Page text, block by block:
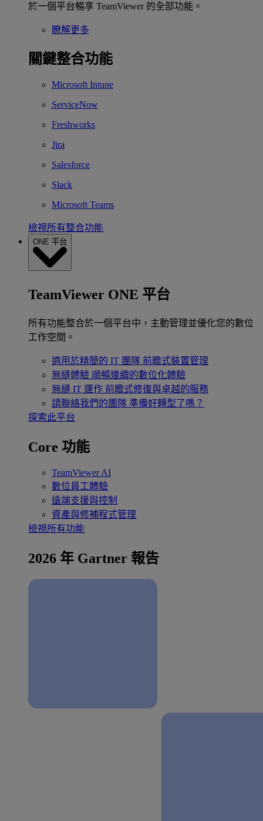
於一個平台暢享 TeamViewer 的全部功能。
瞭解更多
關鍵整合功能
Microsoft Intune
ServiceNow
Freshworks
Jira
Salesforce
Slack
Microsoft Teams
檢視所有整合功能
ONE 平台
TeamViewer ONE 平台
所有功能整合於一個平台中，主動管理並優化您的數位
工作空間。
適用於精簡的 IT 團隊 前瞻式裝置管理
無縫體驗 順暢連續的數位化體驗
無縫 IT 運作 前瞻式修復與卓越的服務
請聯絡我們的團隊 準備好轉型了嗎？
探索此平台
Core 功能
TeamViewer AI
數位員工體驗
遠端支援與控制
資產與修補程式管理
檢視所有功能
2026 年 Gartner 報告